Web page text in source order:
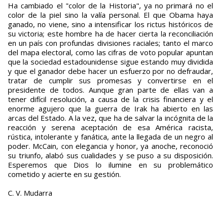
Ha cambiado el "color de la Historia", ya no primará no el
color de la piel sino la valía personal. El que Obama haya
ganado, no viene, sino a intensificar los rictus históricos de
su victoria; este hombre ha de hacer cierta la reconciliación
en un país con profundas divisiones raciales; tanto el marco
del mapa electoral, como las cifras de voto popular apuntan
que la sociedad estadounidense sigue estando muy dividida
y que el ganador debe hacer un esfuerzo por no defraudar,
tratar de cumplir sus promesas y convertirse en el
presidente de todos. Aunque gran parte de ellas van a
tener difícil resolución, a causa de la crisis financiera y el
enorme agujero que la guerra de Irak ha abierto en las
arcas del Estado. A la vez, que ha de salvar la incógnita de la
reacción y serena aceptación de esa América racista,
rústica, intolerante y fanática, ante la llegada de un negro al
poder. McCain, con elegancia y honor, ya anoche, reconoció
su triunfo, alabó sus cualidades y se puso a su disposición.
Esperemos que Dios lo ilumine en su problemático
cometido y acierte en su gestión.
C. V. Mudarra